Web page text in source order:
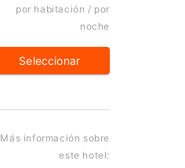
por habitación / por
noche
Seleccionar
Más información sobre
este hotel: